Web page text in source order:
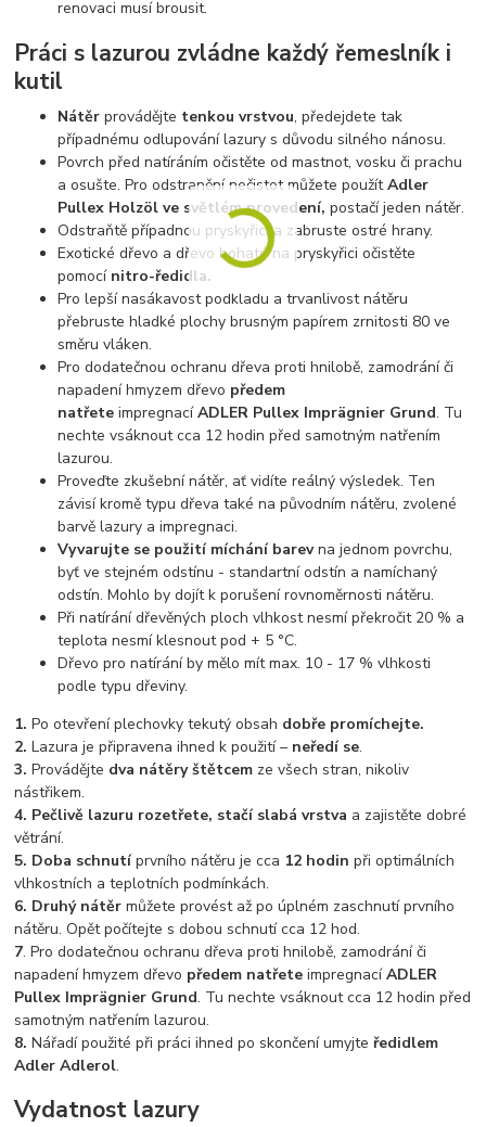
renovaci musí brousit.
Práci s lazurou zvládne každý řemeslník i
kutil
Nátěr provádějte tenkou vrstvou, předejdete tak
případnému odlupování lazury s důvodu silného nánosu.
Povrch před natíráním očistěte od mastnot, vosku či prachu
a osušte. Pro odstranění nečistot můžete použítAdler
Pullex Holzöl ve světlém provedení, postačí jeden nátěr.
Odstraňtě případnou pryskyřici a zabruste ostré hrany.
Exotické dřevo a dřevo bohaté na pryskyřici očistěte
pomocí nitro-ředidla.
Pro lepší nasákavost podkladu a trvanlivost nátěru
přebruste hladké plochy brusným papírem zrnitosti 80 ve
směru vláken.
Pro dodatečnou ochranu dřeva proti hnilobě, zamodrání či
napadení hmyzem dřevo předem
natřete impregnacíADLER Pullex Imprägnier Grund. Tu
nechte vsáknout cca 12 hodin před samotným natřením
lazurou.
Proveďte zkušební nátěr, ať vidíte reálný výsledek. Ten
závisí kromě typu dřeva také na původním nátěru, zvolené
barvě lazury a impregnaci.
Vyvarujte se použití míchání barevna jednom povrchu,
byť ve stejném odstínu - standartní odstín a namíchaný
odstín. Mohlo by dojít k porušení rovnoměrnosti nátěru.
Při natírání dřevěných ploch vlhkost nesmí překročit 20 % a
teplota nesmí klesnout pod + 5 °C.
Dřevo pro natírání by mělo mít max. 10 - 17 % vlhkosti
podle typu dřeviny.
1. Po otevření plechovky tekutý obsah dobře promíchejte.
2. Lazura je připravena ihned k použití – neředí se.
3. Provádějte dva nátěry štětcem ze všech stran, nikoliv
nástřikem.
4. Pečlivě lazuru rozetřete, stačí slabá vrstva a zajistěte dobré
větrání.
5. Doba schnutíprvního nátěru je cca 12 hodinpři optimálních
vlhkostních a teplotních podmínkách.
6. Druhý nátěr můžete provést až po úplném zaschnutí prvního
nátěru. Opět počítejte s dobou schnutí cca 12 hod.
7. Pro dodatečnou ochranu dřeva proti hnilobě, zamodrání či
napadení hmyzem dřevo předem natřete impregnacíADLER
Pullex Imprägnier Grund. Tu nechte vsáknout cca 12 hodin před
samotným natřením lazurou.
8. Nářadí použité při práci ihned po skončení umyjte ředidlem
Adler Adlerol.
Vydatnost lazury